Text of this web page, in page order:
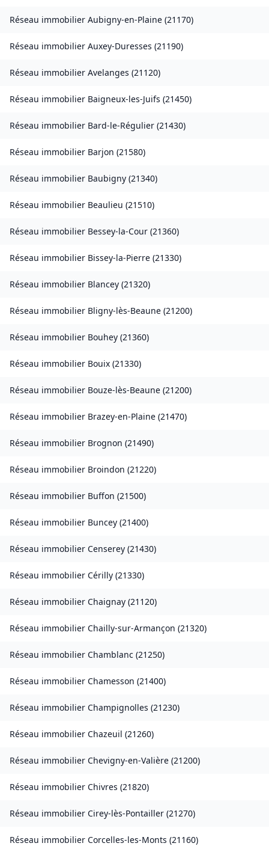
Réseau immobilier Aubigny-en-Plaine (21170)
Réseau immobilier Auxey-Duresses (21190)
Réseau immobilier Avelanges (21120)
Réseau immobilier Baigneux-les-Juifs (21450)
Réseau immobilier Bard-le-Régulier (21430)
Réseau immobilier Barjon (21580)
Réseau immobilier Baubigny (21340)
Réseau immobilier Beaulieu (21510)
Réseau immobilier Bessey-la-Cour (21360)
Réseau immobilier Bissey-la-Pierre (21330)
Réseau immobilier Blancey (21320)
Réseau immobilier Bligny-lès-Beaune (21200)
Réseau immobilier Bouhey (21360)
Réseau immobilier Bouix (21330)
Réseau immobilier Bouze-lès-Beaune (21200)
Réseau immobilier Brazey-en-Plaine (21470)
Réseau immobilier Brognon (21490)
Réseau immobilier Broindon (21220)
Réseau immobilier Buffon (21500)
Réseau immobilier Buncey (21400)
Réseau immobilier Censerey (21430)
Réseau immobilier Cérilly (21330)
Réseau immobilier Chaignay (21120)
Réseau immobilier Chailly-sur-Armançon (21320)
Réseau immobilier Chamblanc (21250)
Réseau immobilier Chamesson (21400)
Réseau immobilier Champignolles (21230)
Réseau immobilier Chazeuil (21260)
Réseau immobilier Chevigny-en-Valière (21200)
Réseau immobilier Chivres (21820)
Réseau immobilier Cirey-lès-Pontailler (21270)
Réseau immobilier Corcelles-les-Monts (21160)